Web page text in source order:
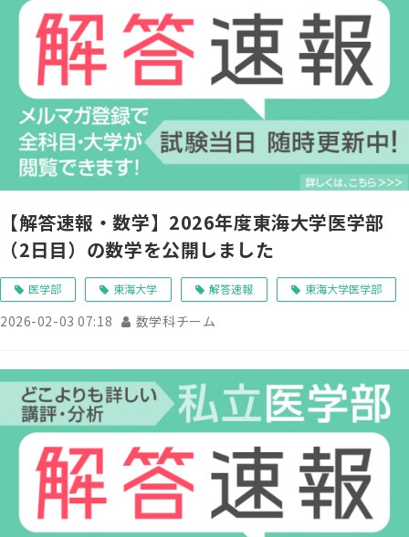
【解答速報・数学】2026年度東海大学医学部
（2日目）の数学を公開しました
医学部 東海大学 解答速報 東海大学医学部
2026-02-03 07:18 数学科チーム